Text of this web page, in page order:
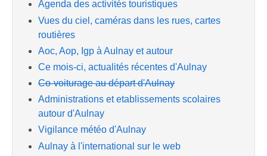
Agenda des activités touristiques
Vues du ciel, caméras dans les rues, cartes
routières
Aoc, Aop, Igp à Aulnay et autour
Ce mois-ci, actualités récentes d'Aulnay
Co-voiturage au départ d'Aulnay
Administrations et etablissements scolaires
autour d'Aulnay
Vigilance météo d'Aulnay
Aulnay à l'international sur le web